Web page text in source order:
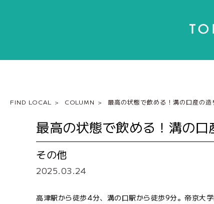
FIND LOCAL COLUMN 最高の状態で飲める！溝の口産の
最高の状態で飲める！溝の
その他
2025.03.24
高津駅から徒歩4分、溝の口駅から徒歩9分。帝京大